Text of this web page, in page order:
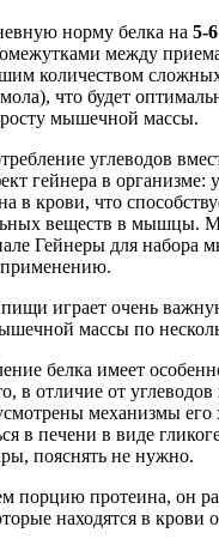
норму белка на 5-
между
количеством
что будет
росту мышечной массы.
углеводов
гейнера в организме:
в крови, что
веществ в мышцы.
Гейнеры для набора
применению.
играет очень
массы по
белка имеет
в отличие от
механизмы его
в печени в виде
пояснять не нужно.
порцию протеина, он
находятся в крови